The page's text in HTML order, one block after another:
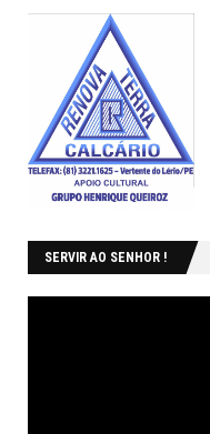
SERVIR AO SENHOR !